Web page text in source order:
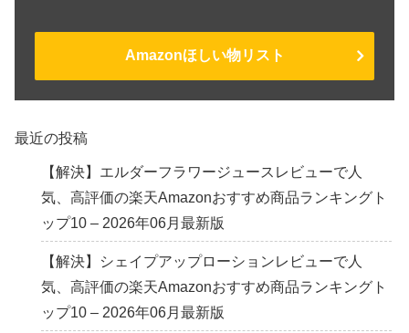
Amazonほしい物リスト
最近の投稿
【解決】エルダーフラワージュースレビューで人
気、高評価の楽天Amazonおすすめ商品ランキングト
ップ10 – 2026年06月最新版
【解決】シェイプアップローションレビューで人
気、高評価の楽天Amazonおすすめ商品ランキングト
ップ10 – 2026年06月最新版